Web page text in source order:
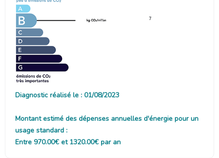
7
Diagnostic réalisé le : 01/08/2023
Montant estimé des dépenses annuelles d'énergie pour un
usage standard :
Entre 970.00€ et 1320.00€ par an